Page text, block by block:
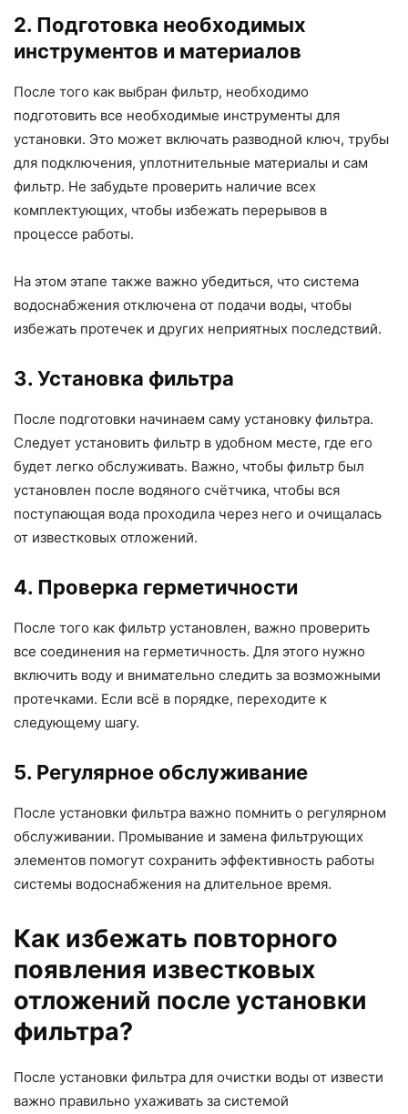
2. Подготовка необходимых
инструментов и материалов
После того как выбран фильтр, необходимо
подготовить все необходимые инструменты для
установки. Это может включать разводной ключ, трубы
для подключения, уплотнительные материалы и сам
фильтр. Не забудьте проверить наличие всех
комплектующих, чтобы избежать перерывов в
процессе работы.
На этом этапе также важно убедиться, что система
водоснабжения отключена от подачи воды, чтобы
избежать протечек и других неприятных последствий.
3. Установка фильтра
После подготовки начинаем саму установку фильтра.
Следует установить фильтр в удобном месте, где его
будет легко обслуживать. Важно, чтобы фильтр был
установлен после водяного счётчика, чтобы вся
поступающая вода проходила через него и очищалась
от известковых отложений.
4. Проверка герметичности
После того как фильтр установлен, важно проверить
все соединения на герметичность. Для этого нужно
включить воду и внимательно следить за возможными
протечками. Если всё в порядке, переходите к
следующему шагу.
5. Регулярное обслуживание
После установки фильтра важно помнить о регулярном
обслуживании. Промывание и замена фильтрующих
элементов помогут сохранить эффективность работы
системы водоснабжения на длительное время.
Как избежать повторного
появления известковых
отложений после установки
фильтра?
После установки фильтра для очистки воды от извести
важно правильно ухаживать за системой